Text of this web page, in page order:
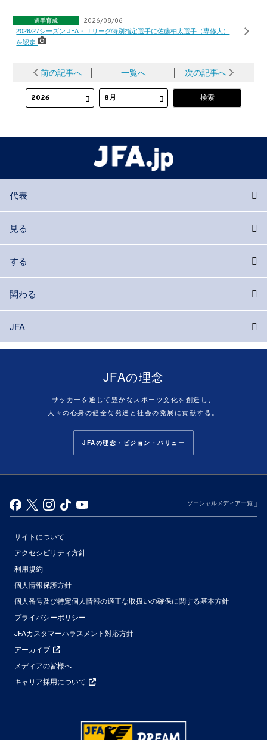
選手育成 2026/08/06
2026/27シーズン JFA・Ｊリーグ特別指定選手に佐藤柚太選手（専修大）
を認定
前の記事へ │ 一覧へ │ 次の記事へ
代表
見る
する
関わる
JFA
JFAの理念
サッカーを通じて豊かなスポーツ文化を創造し、
人々の心身の健全な発達と社会の発展に貢献する。
JFAの理念・ビジョン・バリュー
ソーシャルメディア一覧
サイトについて
アクセシビリティ方針
利用規約
個人情報保護方針
個人番号及び特定個人情報の適正な取扱いの確保に関する基本方針
プライバシーポリシー
JFAカスタマーハラスメント対応方針
アーカイブ
メディアの皆様へ
キャリア採用について